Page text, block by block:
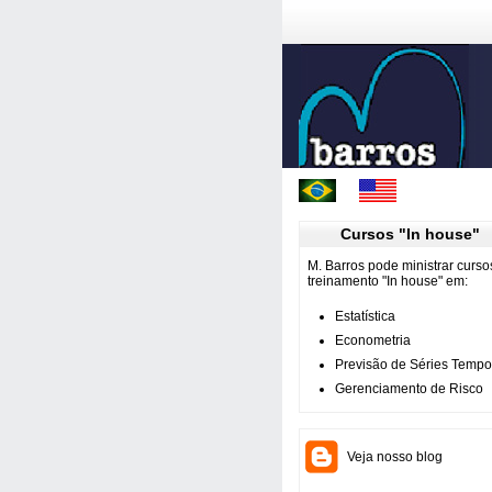
Cursos "In house"
M. Barros pode ministrar
treinamento "In house" em:
Estatística
Econometria
Previsão de Séries
Gerenciamento de Risco
Veja nosso blog